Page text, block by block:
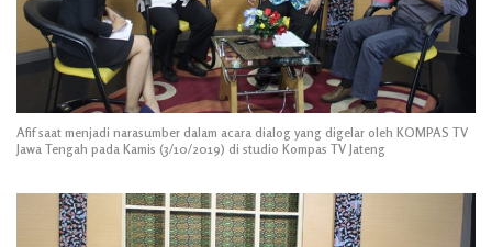
Afif saat menjadi narasumber dalam acara dialog yang digelar oleh KOMPAS TV
Jawa Tengah pada Kamis (3/10/2019) di studio Kompas TV Jateng